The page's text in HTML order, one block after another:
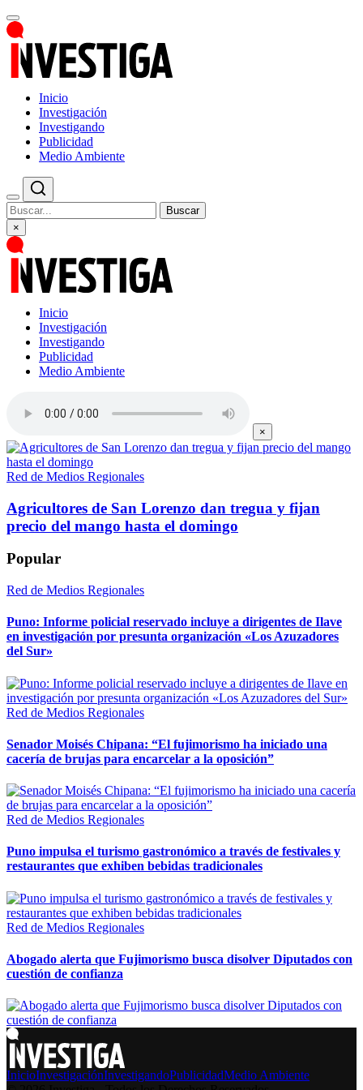
Inicio
Investigación
Investigando
Publicidad
Medio Ambiente
Buscar
×
Inicio
Investigación
Investigando
Publicidad
Medio Ambiente
×
Red de Medios Regionales
Agricultores de San Lorenzo dan tregua y fijan
precio del mango hasta el domingo
Popular
Red de Medios Regionales
Puno: Informe policial reservado incluye a dirigentes de Ilave
en investigación por presunta organización «Los Azuzadores
del Sur»
Red de Medios Regionales
Senador Moisés Chipana: “El fujimorismo ha iniciado una
cacería de brujas para encarcelar a la oposición”
Red de Medios Regionales
Puno impulsa el turismo gastronómico a través de festivales y
restaurantes que exhiben bebidas tradicionales
Red de Medios Regionales
Abogado alerta que Fujimorismo busca disolver Diputados con
cuestión de confianza
InicioInvestigaciónInvestigandoPublicidadMedio Ambiente